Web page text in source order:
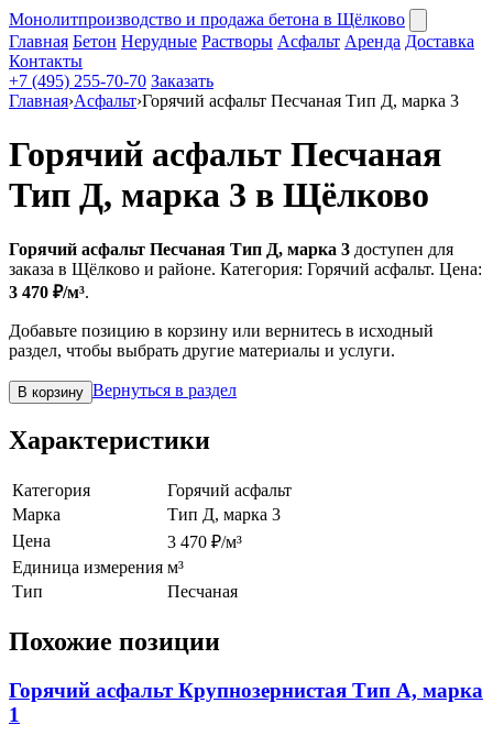
Монолитпроизводство и продажа бетона в Щёлково
Главная Бетон Нерудные Растворы Асфальт Аренда Доставка
Контакты
+7 (495) 255-70-70 Заказать
Главная›Асфальт›Горячий асфальт Песчаная Тип Д, марка 3
Горячий асфальт Песчаная
Тип Д, марка 3 в Щёлково
Горячий асфальт Песчаная Тип Д, марка 3 доступен для
заказа в Щёлково и районе. Категория: Горячий асфальт. Цена:
3 470 ₽/м³.
Добавьте позицию в корзину или вернитесь в исходный
раздел, чтобы выбрать другие материалы и услуги.
В корзину Вернуться в раздел
Характеристики
Категория
Горячий асфальт
Марка
Тип Д, марка 3
Цена
3 470 ₽/м³
Единица измерения м³
Тип
Песчаная
Похожие позиции
Горячий асфальт Крупнозернистая Тип А, марка
1